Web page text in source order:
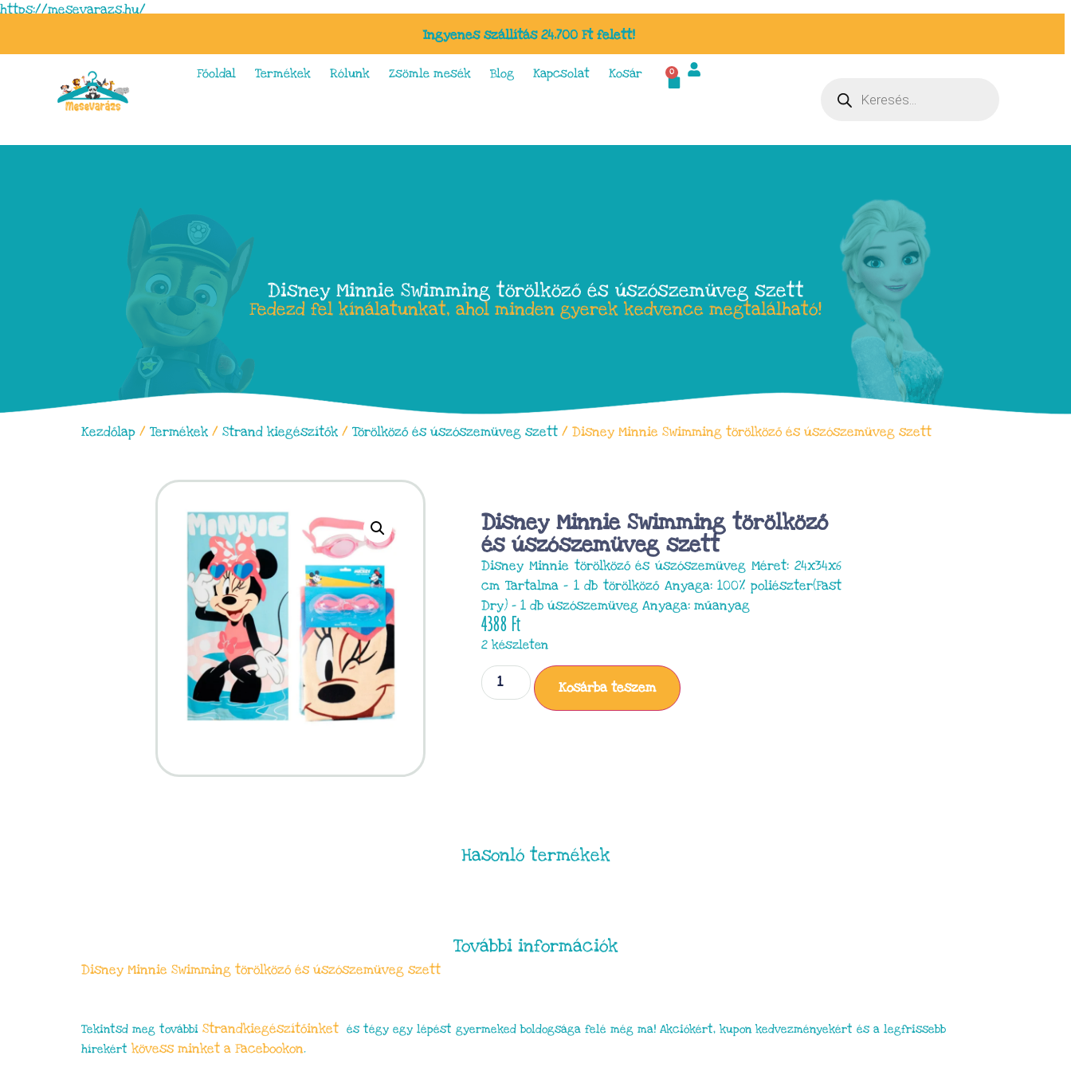
https://mesevarazs.hu/
Ingyenes szállítás 24.700 Ft felett!
Főoldal Termékek Rólunk Zsömle mesék Blog Kapcsolat Kosár 0
Disney Minnie Swimming törölköző és úszószemüveg szett
Fedezd fel kínálatunkat, ahol minden gyerek kedvence megtalálható!
Kezdőlap / Termékek / Strand kiegészítők / Törölköző és úszószemüveg szett / Disney Minnie Swimming törölköző és úszószemüveg szett
Disney Minnie Swimming törölköző
és úszószemüveg szett
Disney Minnie törölköző és úszószemüveg Méret: 24x34x6
cm Tartalma – 1 db törölköző Anyaga: 100% poliészter(Fast
Dry) – 1 db úszószemüveg Anyaga: műanyag
4388Ft
2 készleten
Kosárba teszem
Hasonló termékek
További információk
Disney Minnie Swimming törölköző és úszószemüveg szett
Tekintsd meg további Strandkiegészítőinket és tégy egy lépést gyermeked boldogsága felé még ma! Akciókért, kupon kedvezményekért és a legfrissebb
hírekért kövess minket a Facebookon.